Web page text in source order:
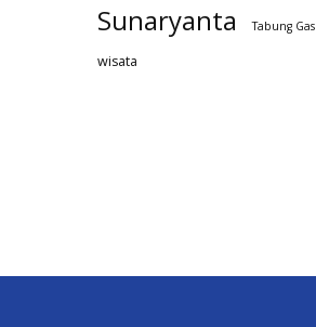
Sunaryanta Tabung Gas
wisata